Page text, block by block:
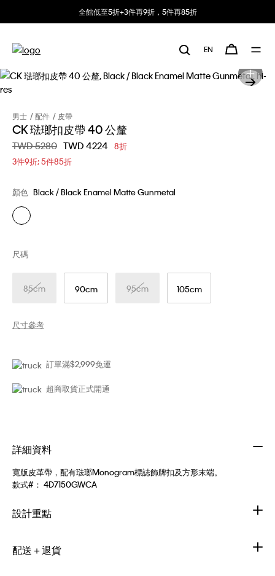
全館低至5折+3件再9折，5件再85折
EN
男士 配件 皮帶
CK 琺瑯扣皮帶 40 公釐
價格扣減從
TWD 5280 至
TWD 4224 8折
3件9折; 5件85折
顏色 Black / Black Enamel Matte Gunmetal
85cm 90cm 95cm 105cm
尺碼
尺寸參考
訂單滿$2,999免運
超商取貨正式開通
詳細資料
寬版皮革帶，配有琺瑯Monogram標誌飾牌扣及方形末端。
款式#： 4D7150GWCA
設計重點
配送＋退貨